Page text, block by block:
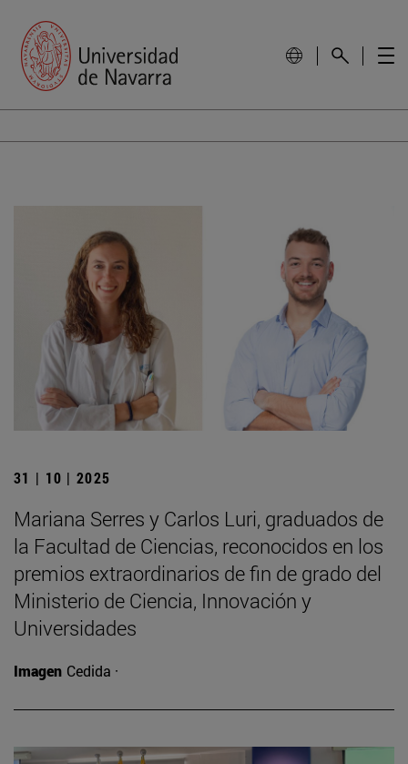
31 | 10 | 2025
Mariana Serres y Carlos Luri, graduados de
la Facultad de Ciencias, reconocidos en los
premios extraordinarios de fin de grado del
Ministerio de Ciencia, Innovación y
Universidades
Imagen Cedida ·